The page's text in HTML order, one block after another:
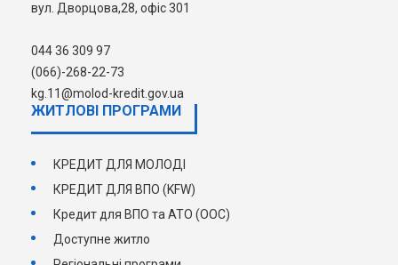
вул. Дворцова,28, офіс 301
044 36 309 97
(066)-268-22-73
kg.11@molod-kredit.gov.ua
ЖИТЛОВІ ПРОГРАМИ
КРЕДИТ ДЛЯ МОЛОДІ
КРЕДИТ ДЛЯ ВПО (KFW)
Кредит для ВПО та АТО (ООС)
Доступне житло